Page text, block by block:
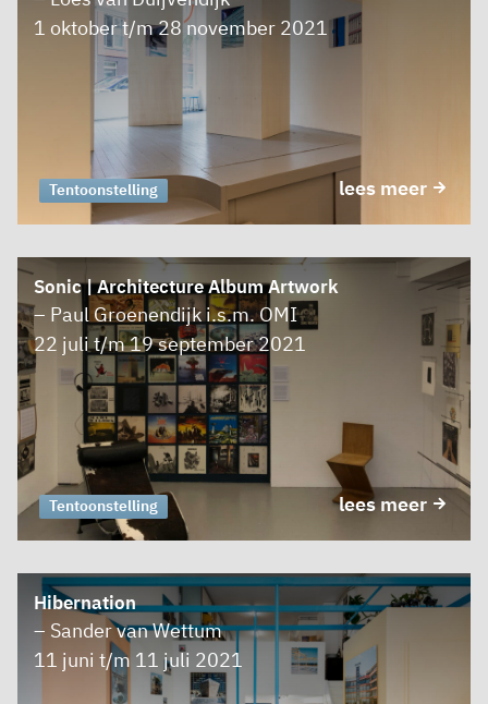
1 oktober t/m 28 november 2021
lees meer
Tentoonstelling
Sonic | Architecture Album Artwork
– Paul Groenendijk i.s.m. OMI
22 juli t/m 19 september 2021
lees meer
Tentoonstelling
Hibernation
– Sander van Wettum
11 juni t/m 11 juli 2021